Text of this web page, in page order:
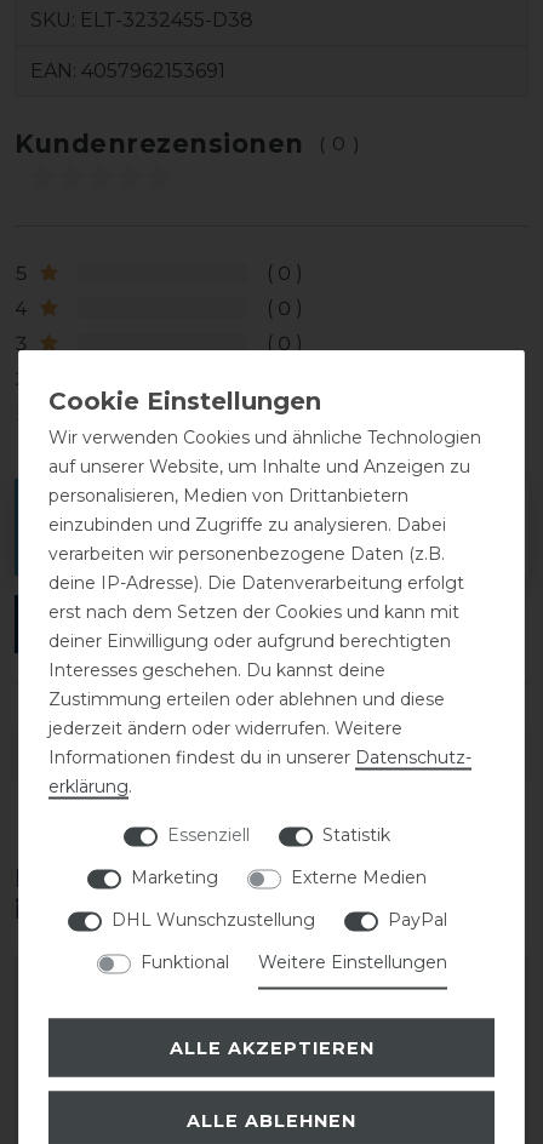
SKU: ELT-3232455-D38
EAN: 4057962153691
Kundenrezensionen (0)
5
0
4
0
3
0
2
1
0
Melde dich an, um eine Kundenrezension zu
verfassen.
ANMELDEN
DETAILS ZUR PRODUKTSICHERHEIT
Diese Produkte könnten dich auch
interessieren
Wir verwenden Cookies und ähnliche Technologien
auf unserer Website, um Inhalte und Anzeigen zu
personalisieren, Medien von Drittanbietern
einzubinden und Zugriffe zu analysieren. Dabei
verarbeiten wir personenbezogene Daten (z.B.
deine IP-Adresse). Die Datenverarbeitung erfolgt
erst nach dem Setzen der Cookies und kann mit
deiner Einwilligung oder aufgrund berechtigten
Interesses geschehen. Du kannst deine
Zustimmung erteilen oder ablehnen und diese
jederzeit ändern oder widerrufen. Weitere
Informationen findest du in unserer Daten­schutz­
erklärung.
Essenziell
Statistik
Marketing
Externe Medien
DHL Wunschzustellung
PayPal
Funktional
Weitere Einstellungen
ALLE AKZEPTIEREN
ALLE ABLEHNEN